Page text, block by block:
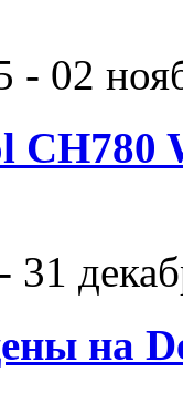
- 02
CH780
31
на